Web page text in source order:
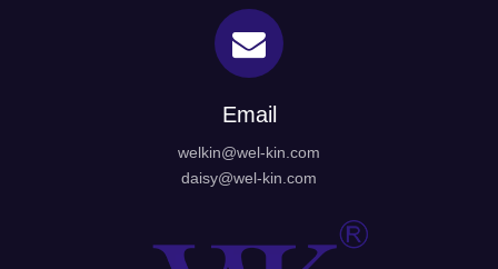
Email
welkin@wel-kin.com
daisy@wel-kin.com